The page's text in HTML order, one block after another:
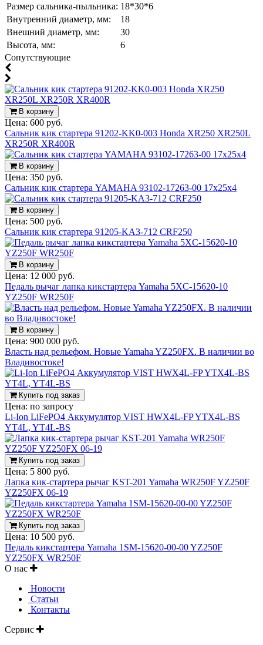
Размер сальника-пыльника: 18*30*6
Внутренний диаметр, мм:
18
Внешний диаметр, мм:
30
Высота, мм:
6
Cопутствующие
В корзину
Цена: 600 руб.
Сальник кик стартера 91202-KK0-003 Honda XR250 XR250L
XR250R XR400R
В корзину
Цена: 350 руб.
Сальник кик стартера YAMAHA 93102-17263-00 17x25x4
В корзину
Цена: 500 руб.
Сальник кик стартера 91205-KA3-712 CRF250
В корзину
Цена: 12 000 руб.
Педаль рычаг лапка кикстартера Yamaha 5XC-15620-10
YZ250F WR250F
В корзину
Цена: 900 000 руб.
Власть над рельефом. Новые Yamaha YZ250FX. В наличии во
Владивостоке!
Купить под заказ
Цена: по запросу
Li-Ion LiFePO4 Аккумулятор VIST HWX4L-FP YTX4L-BS
YT4L, YT4L-BS
Купить под заказ
Цена: 5 800 руб.
Лапка кик-стартера рычаг KST-201 Yamaha WR250F YZ250F
YZ250FX 06-19
Купить под заказ
Цена: 10 500 руб.
Педаль кикстартера Yamaha 1SM-15620-00-00 YZ250F
YZ250FX WR250F
О нас
Новости
Статьи
Контакты
Сервис